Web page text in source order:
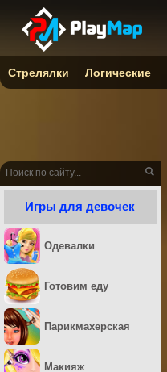
Игры для девочек
Одевалки
Готовим еду
Парикмахерская
Макияж
Стрелялки Логические